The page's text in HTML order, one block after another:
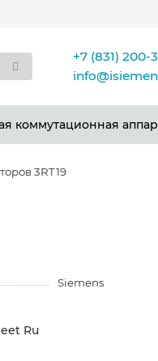
+7 (831) 200-
коммутационная
3RT19
Siemens
Ru